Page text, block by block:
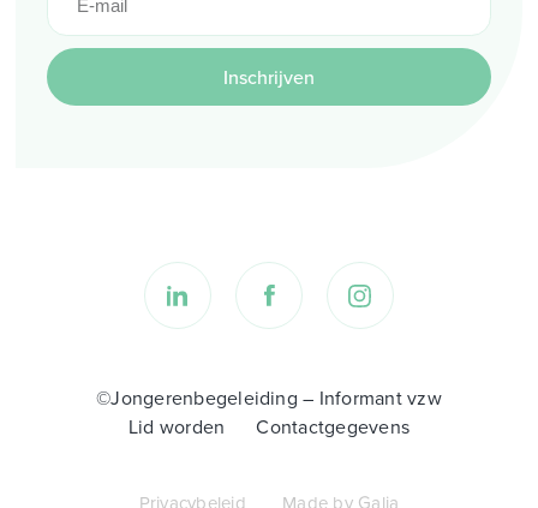
Inschrijven
©Jongerenbegeleiding – Informant vzw
Lid worden
Contactgegevens
Privacybeleid Made by Galia